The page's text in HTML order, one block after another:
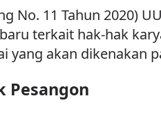
No. 11 Tahun 2020)
terkait hak-hak
yang akan dikenakan
Pesangon